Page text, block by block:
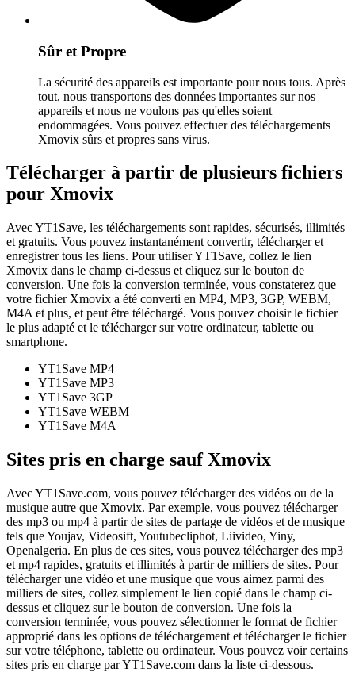
Sûr et Propre
La sécurité des appareils est importante pour nous tous. Après
tout, nous transportons des données importantes sur nos
appareils et nous ne voulons pas qu'elles soient
endommagées. Vous pouvez effectuer des téléchargements
Xmovix sûrs et propres sans virus.
Télécharger à partir de plusieurs fichiers
pour Xmovix
Avec YT1Save, les téléchargements sont rapides, sécurisés, illimités
et gratuits. Vous pouvez instantanément convertir, télécharger et
enregistrer tous les liens. Pour utiliser YT1Save, collez le lien
Xmovix dans le champ ci-dessus et cliquez sur le bouton de
conversion. Une fois la conversion terminée, vous constaterez que
votre fichier Xmovix a été converti en MP4, MP3, 3GP, WEBM,
M4A et plus, et peut être téléchargé. Vous pouvez choisir le fichier
le plus adapté et le télécharger sur votre ordinateur, tablette ou
smartphone.
YT1Save MP4
YT1Save MP3
YT1Save 3GP
YT1Save WEBM
YT1Save M4A
Sites pris en charge sauf Xmovix
Avec YT1Save.com, vous pouvez télécharger des vidéos ou de la
musique autre que Xmovix. Par exemple, vous pouvez télécharger
des mp3 ou mp4 à partir de sites de partage de vidéos et de musique
tels que Youjav, Videosift, Youtubecliphot, Liivideo, Yiny,
Openalgeria. En plus de ces sites, vous pouvez télécharger des mp3
et mp4 rapides, gratuits et illimités à partir de milliers de sites. Pour
télécharger une vidéo et une musique que vous aimez parmi des
milliers de sites, collez simplement le lien copié dans le champ ci-
dessus et cliquez sur le bouton de conversion. Une fois la
conversion terminée, vous pouvez sélectionner le format de fichier
approprié dans les options de téléchargement et télécharger le fichier
sur votre téléphone, tablette ou ordinateur. Vous pouvez voir certains
sites pris en charge par YT1Save.com dans la liste ci-dessous.